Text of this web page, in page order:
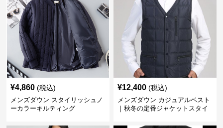
¥4,860 (税込)
メンズダウン スタイリッシュノ
ーカラーキルティング
¥12,400 (税込)
メンズダウン カジュアルベスト
｜秋冬の定番ジャケットスタイ